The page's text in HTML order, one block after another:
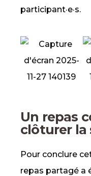
participant·e·s.
Un repas
clôturer la
Pour conclure
repas partagé a